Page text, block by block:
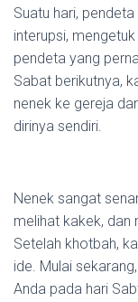
Suatu hari,
interupsi,
pendeta yang
Sabat berikutnya,
nenek ke gereja
dirinya sendiri.
Nenek sangat
melihat kakek, dan
Setelah khotbah,
ide. Mulai
Anda pada hari